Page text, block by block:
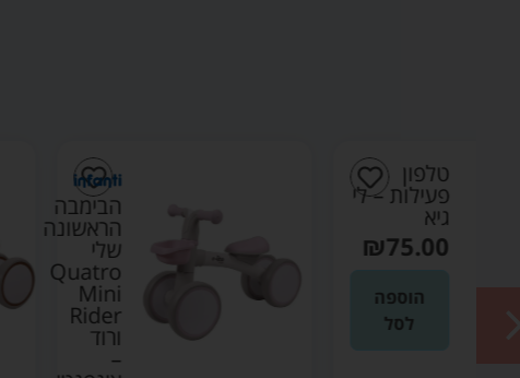
הראשונה
שלי
Mini
Rider